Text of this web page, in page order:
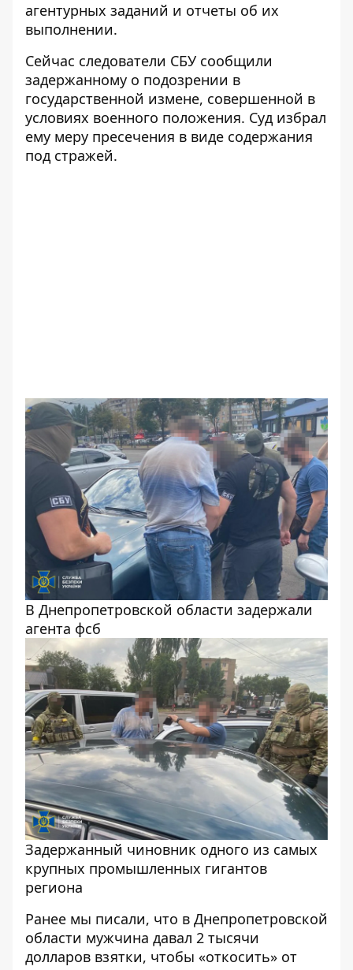
агентурных заданий и отчеты об их
выполнении.
Сейчас следователи СБУ сообщили
задержанному о подозрении в
государственной измене, совершенной в
условиях военного положения. Суд избрал
ему меру пресечения в виде содержания
под стражей.
В Днепропетровской области задержали
агента фсб
Задержанный чиновник одного из самых
крупных промышленных гигантов
региона
Ранее мы писали, что в Днепропетровской
области мужчина давал 2 тысячи
долларов взятки, чтобы «откосить» от